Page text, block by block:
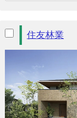
住友林業